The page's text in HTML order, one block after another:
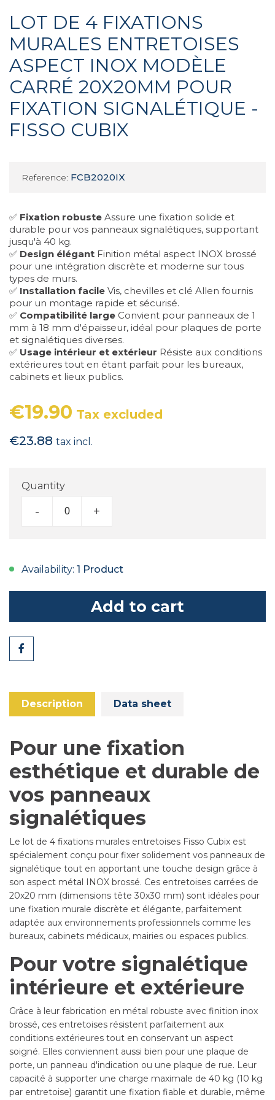
LOT DE 4 FIXATIONS
MURALES ENTRETOISES
ASPECT INOX MODÈLE
CARRÉ 20X20MM POUR
FIXATION SIGNALÉTIQUE -
FISSO CUBIX
Reference: FCB2020IX
✅ Fixation robuste Assure une fixation solide et
durable pour vos panneaux signalétiques, supportant
jusqu'à 40 kg.
✅ Design élégant Finition métal aspect INOX brossé
pour une intégration discrète et moderne sur tous
types de murs.
✅ Installation facile Vis, chevilles et clé Allen fournis
pour un montage rapide et sécurisé.
✅ Compatibilité large Convient pour panneaux de 1
mm à 18 mm d'épaisseur, idéal pour plaques de porte
et signalétiques diverses.
✅ Usage intérieur et extérieur Résiste aux conditions
extérieures tout en étant parfait pour les bureaux,
cabinets et lieux publics.
€19.90 Tax excluded
€23.88 tax incl.
Quantity
- +
Availability: 1 Product
Add to cart
Share
Description Data sheet
Pour une fixation
esthétique et durable de
vos panneaux
signalétiques
Le lot de 4 fixations murales entretoises Fisso Cubix est
spécialement conçu pour fixer solidement vos panneaux de
signalétique tout en apportant une touche design grâce à
son aspect métal INOX brossé. Ces entretoises carrées de
20x20 mm (dimensions tête 30x30 mm) sont idéales pour
une fixation murale discrète et élégante, parfaitement
adaptée aux environnements professionnels comme les
bureaux, cabinets médicaux, mairies ou espaces publics.
Pour votre signalétique
intérieure et extérieure
Grâce à leur fabrication en métal robuste avec finition inox
brossé, ces entretoises résistent parfaitement aux
conditions extérieures tout en conservant un aspect
soigné. Elles conviennent aussi bien pour une plaque de
porte, un panneau d'indication ou une plaque de rue. Leur
capacité à supporter une charge maximale de 40 kg (10 kg
par entretoise) garantit une fixation fiable et durable, même